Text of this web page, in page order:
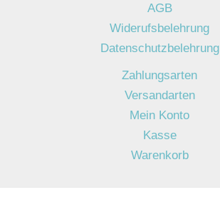
AGB
Widerufsbelehrung
Datenschutzbelehrung
Zahlungsarten
Versandarten
Mein Konto
Kasse
Warenkorb